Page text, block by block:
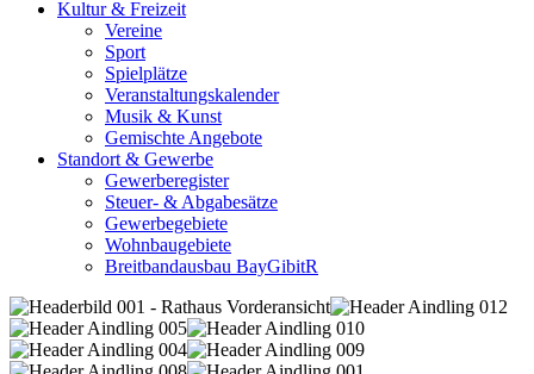
Kultur & Freizeit
Vereine
Sport
Spielplätze
Veranstaltungskalender
Musik & Kunst
Gemischte Angebote
Standort & Gewerbe
Gewerberegister
Steuer- & Abgabesätze
Gewerbegebiete
Wohnbaugebiete
Breitbandausbau BayGibitR